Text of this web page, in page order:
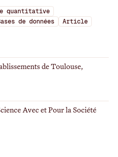
quantitative
de données Article
de Toulouse,
Avec et Pour la Société